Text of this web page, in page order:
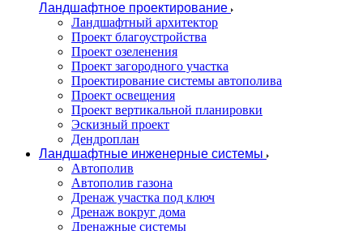
Ландшафтное проектирование
Ландшафтный архитектор
Проект благоустройства
Проект озеленения
Проект загородного участка
Проектирование системы автополива
Проект освещения
Проект вертикальной планировки
Эскизный проект
Дендроплан
Ландшафтные инженерные системы
Автополив
Автополив газона
Дренаж участка под ключ
Дренаж вокруг дома
Дренажные системы